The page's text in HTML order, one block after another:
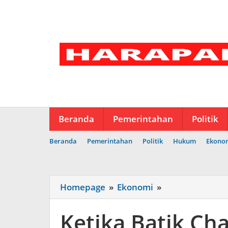
Beranda Pemerintahan Politik
Beranda Pemerintahan Politik Hukum
Homepage » Ekonomi »
Batik
ChaCha
Mentari
Ketika Batik